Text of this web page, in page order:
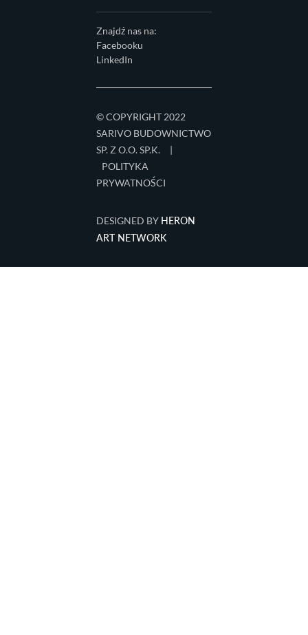
Znajdź nas na:
Facebooku
LinkedIn
© COPYRIGHT 2022
SARIVO BUDOWNICTWO
SP. Z O.O. SP.K.
|
POLITYKA
PRYWATNOŚCI
DESIGNED BY HERON
ART NETWORK